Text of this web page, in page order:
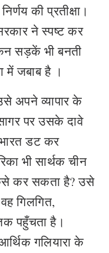
की प्रतीक्षा।
ने स्पष्ट कर
सड़कें भी बनती
में जबाब है ।
अपने व्यापार के
पर उसके दावे
डट कर
भी सार्थक चीन
कर सकता है? उसे
गिलगित,
पहुँचता है।
गलियारा के